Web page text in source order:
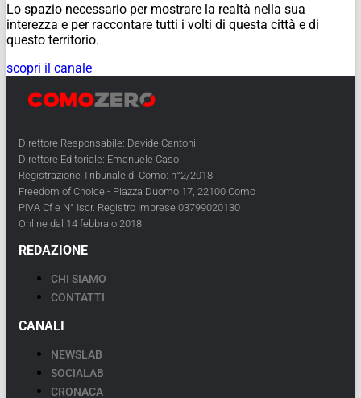
Lo spazio necessario per mostrare la realtà nella sua
interezza e per raccontare tutti i volti di questa città e di
questo territorio.
scopri il canale
Direttore Responsabile: Davide Cantoni
Direttore Editoriale: Emanuele Caso
Registrazione Tribunale di Como: n°2/2018
Freedom of Choice - Piazza Duomo 17, 22100 Como
PIVA Cf e N° Iscr. Registro Imprese 03799020130
Online dal 14 febbraio 2018
REDAZIONE
CHI SIAMO
CONTATTI
CANALI
NEWSLAB
SOCIALAB
CRONACA